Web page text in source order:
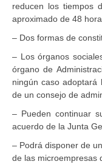
reducen los tiempos
aproximado de 48
– Dos formas de
– Los órganos
órgano de
ningún caso
de un consejo de
– Pueden continuar
acuerdo de la Junta
– Podrá disponer de
de las microempresas